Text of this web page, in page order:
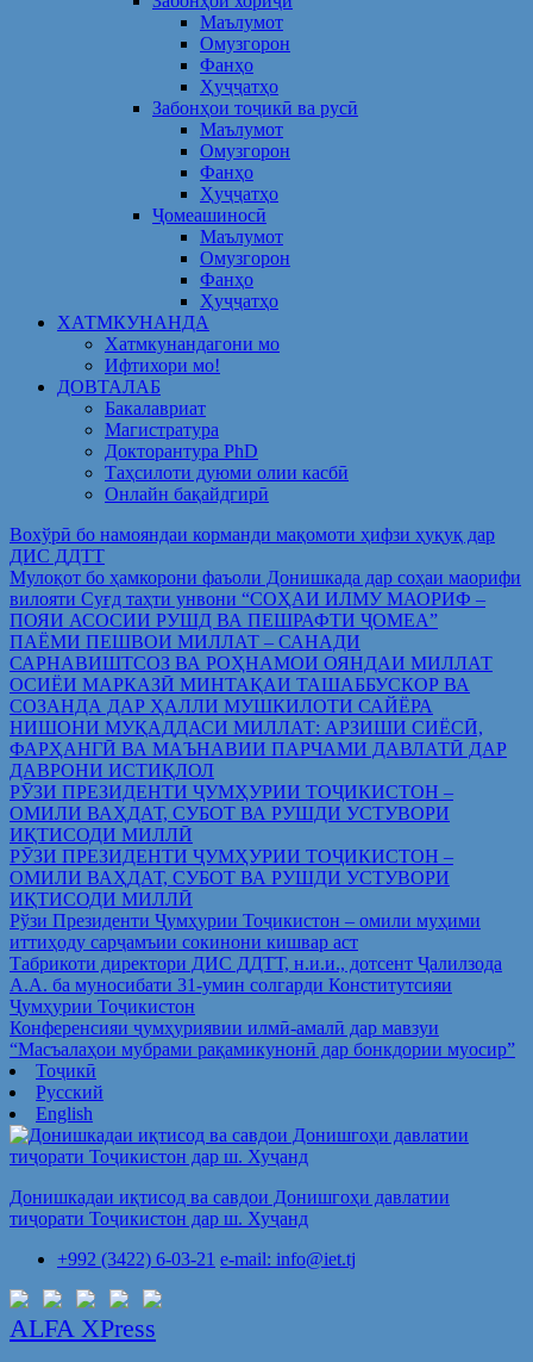
Маълумот
Омузгорон
Фанҳо
Ҳуҷҷатҳо
Забонҳои тоҷикӣ ва русӣ
Маълумот
Омузгорон
Фанҳо
Ҳуҷҷатҳо
Ҷомеашиносӣ
Маълумот
Омузгорон
Фанҳо
Ҳуҷҷатҳо
ХАТМКУНАНДА
Хатмкунандагони мо
Ифтихори мо!
ДОВТАЛАБ
Бакалавриат
Магистратура
Докторантура PhD
Таҳсилоти дуюми олии касбӣ
Онлайн бақайдгирӣ
Вохўрӣ бо намояндаи корманди мақомоти ҳифзи ҳуқуқ дар
ДИС ДДТТ
Мулоқот бо ҳамкорони фаъоли Донишкада дар соҳаи маорифи
вилояти Суғд таҳти унвони “СОҲАИ ИЛМУ МАОРИФ –
ПОЯИ АСОСИИ РУШД ВА ПЕШРАФТИ ҶОМЕА”
ПАЁМИ ПЕШВОИ МИЛЛАТ – САНАДИ
САРНАВИШТСОЗ ВА РОҲНАМОИ ОЯНДАИ МИЛЛАТ
ОСИЁИ МАРКАЗӢ МИНТАҚАИ ТАШАББУСКОР ВА
СОЗАНДА ДАР ҲАЛЛИ МУШКИЛОТИ САЙЁРА
НИШОНИ МУҚАДДАСИ МИЛЛАТ: АРЗИШИ СИЁСӢ,
ФАРҲАНГӢ ВА МАЪНАВИИ ПАРЧАМИ ДАВЛАТӢ ДАР
ДАВРОНИ ИСТИҚЛОЛ
РӮЗИ ПРЕЗИДЕНТИ ҶУМҲУРИИ ТОҶИКИСТОН –
ОМИЛИ ВАҲДАТ, СУБОТ ВА РУШДИ УСТУВОРИ
ИҚТИСОДИ МИЛЛӢ
РӮЗИ ПРЕЗИДЕНТИ ҶУМҲУРИИ ТОҶИКИСТОН –
ОМИЛИ ВАҲДАТ, СУБОТ ВА РУШДИ УСТУВОРИ
ИҚТИСОДИ МИЛЛӢ
Рўзи Президенти Ҷумҳурии Тоҷикистон – омили муҳими
иттиҳоду сарҷамъии сокинони кишвар аст
Табрикоти директори ДИС ДДТТ, н.и.и., дотсент Ҷалилзода
А.А. ба муносибати 31-умин солгарди Конститутсияи
Ҷумҳурии Тоҷикистон
Конференсияи ҷумҳуриявии илмӣ-амалӣ дар мавзуи
“Масъалаҳои мубрами рақамикунонӣ дар бонкдории муосир”
Тоҷикӣ
Русский
English
Донишкадаи иқтисод ва савдои Донишгоҳи давлатии
тиҷорати Тоҷикистон дар ш. Хуҷанд
+992 (3422) 6-03-21 e-mail: info@iet.tj
ALFA XPress